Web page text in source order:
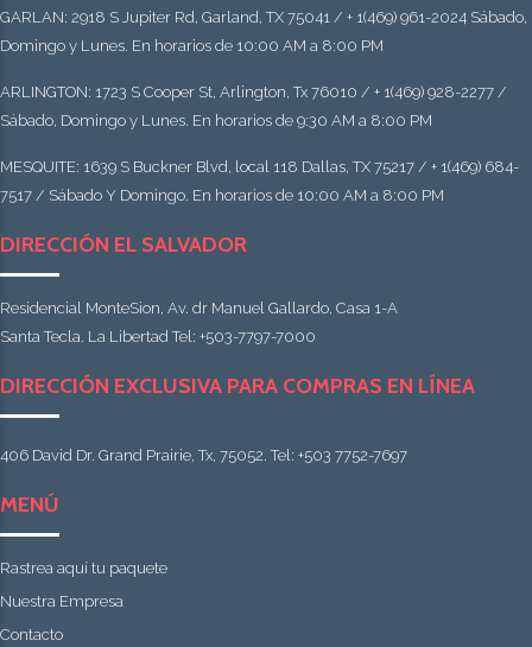
GARLAN: 2918 S Jupiter Rd, Garland, TX 75041 / + 1(469) 961-2024 Sábado,
Domingo y Lunes. En horarios de 10:00 AM a 8:00 PM
ARLINGTON: 1723 S Cooper St, Arlington, Tx 76010 / + 1(469) 928-2277 /
Sábado, Domingo y Lunes. En horarios de 9:30 AM a 8:00 PM
MESQUITE: 1639 S Buckner Blvd, local 118 Dallas, TX 75217 / + 1(469) 684-
7517 / Sábado Y Domingo. En horarios de 10:00 AM a 8:00 PM
DIRECCIÓN EL SALVADOR
Residencial MonteSion, Av. dr Manuel Gallardo, Casa 1-A
Santa Tecla. La Libertad Tel: +503-7797-7000
DIRECCIÓN EXCLUSIVA PARA COMPRAS EN LÍNEA
406 David Dr. Grand Prairie, Tx, 75052. Tel: +503 7752-7697
MENÚ
Rastrea aquí tu paquete
Nuestra Empresa
Contacto